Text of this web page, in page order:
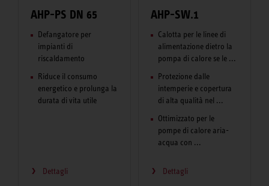
AHP-PS DN 65
Defangatore per
impianti di
riscaldamento
Riduce il consumo
energetico e prolunga la
durata di vita utile
Dettagli
AHP-SW.1
Calotta per le linee di
alimentazione dietro la
pompa di calore se le ...
Protezione dalle
intemperie e copertura
di alta qualità nel ...
Ottimizzato per le
pompe di calore aria-
acqua con ...
Dettagli